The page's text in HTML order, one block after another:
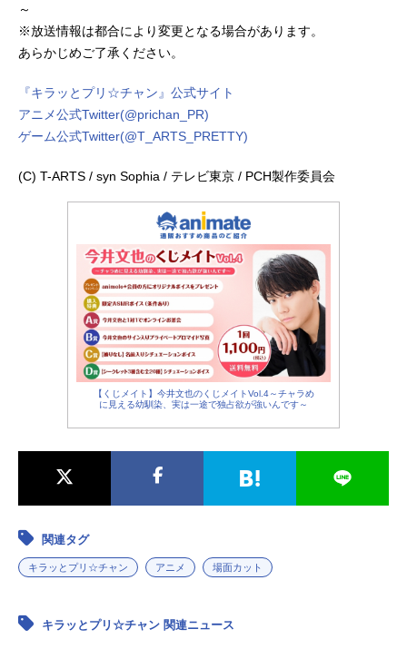
～
※放送情報は都合により変更となる場合があります。
あらかじめご了承ください。
『キラッとプリ☆チャン』公式サイト
アニメ公式Twitter(@prichan_PR)
ゲーム公式Twitter(@T_ARTS_PRETTY)
(C) T-ARTS / syn Sophia / テレビ東京 / PCH製作委員会
【くじメイト】今井文也のくじメイトVol.4～チャラめ
に見える幼馴染、実は一途で独占欲が強いんです～
関連タグ
キラッとプリ☆チャン アニメ 場面カット
キラッとプリ☆チャン 関連ニュース